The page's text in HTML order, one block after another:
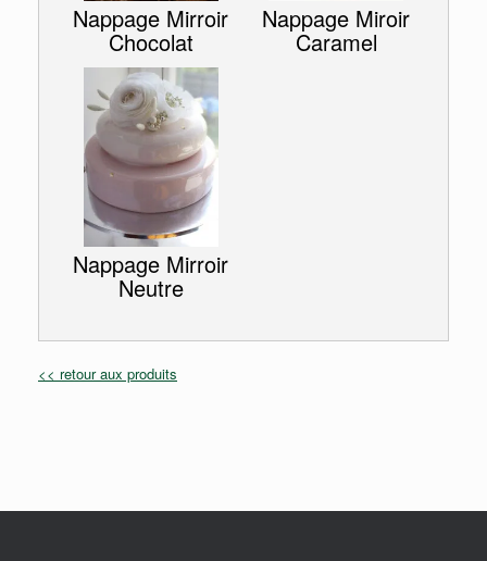
Nappage Mirroir
Chocolat
Nappage Miroir
Caramel
Nappage Mirroir
Neutre
<< retour aux produits